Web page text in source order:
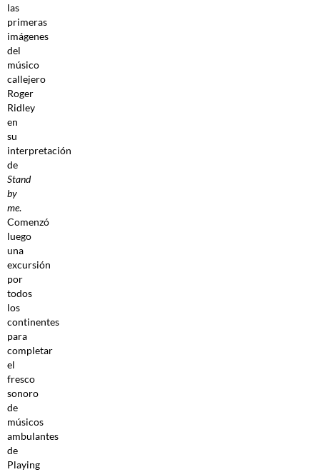
las
primeras
imágenes
del
músico
callejero
Roger
Ridley
en
su
interpretación
de
Stand
by
me.
Comenzó
luego
una
excursión
por
todos
los
continentes
para
completar
el
fresco
sonoro
de
músicos
ambulantes
de
Playing